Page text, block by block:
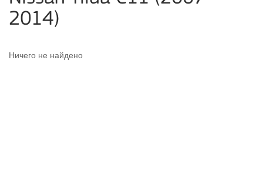
2014)
Ничего не найдено